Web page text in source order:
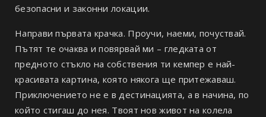
безопасни и законни локации.
Направи първата крачка. Проучи, наеми, почуствай.
Пътят те очаква и повярвай ми – гледката от
предното стъкло на собствения ти кемпер е най-
красивата картина, която някога ще притежаваш.
Приключението не е в дестинацията, а в начина, по
който стигаш до нея. Твоят нов живот на колела